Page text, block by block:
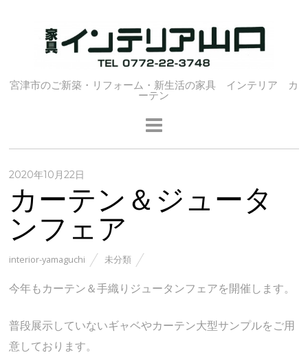
宮津市のご新築・リフォーム・新生活の家具 インテリア カ
ーテン
2020年10月22日
カーテン＆ジュータ
ンフェア
interior-yamaguchi 未分類
今年もカーテン＆手織りジュータンフェアを開催します。
普段展示していないギャベやカーテン大型サンプルをご用
意しております。